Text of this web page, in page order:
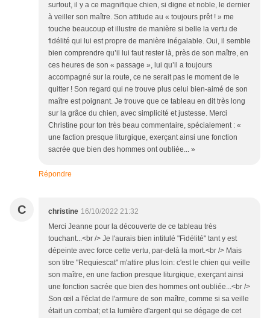
surtout, il y a ce magnifique chien, si digne et noble, le dernier
à veiller son maître. Son attitude au « toujours prêt ! » me
touche beaucoup et illustre de manière si belle la vertu de
fidélité qui lui est propre de manière inégalable. Oui, il semble
bien comprendre qu’il lui faut rester là, près de son maître, en
ces heures de son « passage », lui qu’il a toujours
accompagné sur la route, ce ne serait pas le moment de le
quitter ! Son regard qui ne trouve plus celui bien-aimé de son
maître est poignant. Je trouve que ce tableau en dit très long
sur la grâce du chien, avec simplicité et justesse. Merci
Christine pour ton très beau commentaire, spécialement : «
une faction presque liturgique, exerçant ainsi une fonction
sacrée que bien des hommes ont oubliée... »
Répondre
C christine 16/10/2022 21:32
Merci Jeanne pour la découverte de ce tableau très
touchant...<br /> Je l'aurais bien intitulé "Fidélité" tant y est
dépeinte avec force cette vertu, par-delà la mort.<br /> Mais
son titre "Requiescat" m'attire plus loin: c'est le chien qui veille
son maître, en une faction presque liturgique, exerçant ainsi
une fonction sacrée que bien des hommes ont oubliée...<br />
Son œil a l'éclat de l'armure de son maître, comme si sa veille
était un combat; et la lumière d'argent qui se dégage de cet